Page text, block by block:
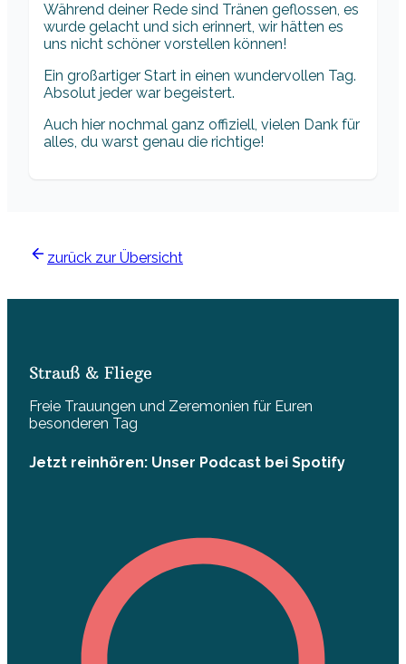
Während deiner Rede sind Tränen geflossen, es
wurde gelacht und sich erinnert, wir hätten es
uns nicht schöner vorstellen können!
Ein großartiger Start in einen wundervollen Tag.
Absolut jeder war begeistert.
Auch hier nochmal ganz offiziell, vielen Dank für
alles, du warst genau die richtige!
zurück zur Übersicht
Strauß & Fliege
Freie Trauungen und Zeremonien für Euren
besonderen Tag
Jetzt reinhören: Unser Podcast bei Spotify